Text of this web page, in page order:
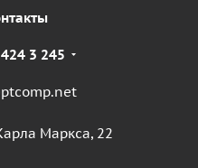
3 245
Маркса, 22